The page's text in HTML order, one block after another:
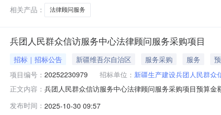
相关产品：
法律顾问服务
兵团人民群众信访服务中心法律顾问服务采购项目
招标｜招标公告 新疆维吾尔自治区 服务采购 服务
项目编号： 20252230979 招标单位： 新疆生产建设兵团人民群众
正文内容： 兵团人民群众信访服务中心法律顾问服务采购项目预算
访局法律顾问的各项要求，并指定稳定团队为服务对象
发布时间： 2025-10-30 09:57